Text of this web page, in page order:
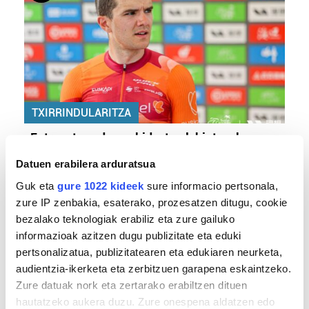
Datuen erabilera arduratsua
Guk eta gure 1022 kideek sure informacio pertsonala,
zure IP zenbakia, esaterako, prozesatzen ditugu, cookie
bezalako teknologiak erabiliz eta zure gailuko
informazioak azitzen dugu publizitate eta eduki
pertsonalizatua, publizitatearen eta edukiaren neurketa,
audientzia-ikerketa eta zerbitzuen garapena eskaintzeko.
Zure datuak nork eta zertarako erabiltzen dituen
hautatzeko aukera duzu. Zure onespena aldatzen edo
TXIRRINDULARITZA
«Entrenatzen duzun bideetan lehiatzeak